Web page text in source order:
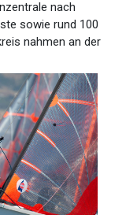
nach
sowie rund 100
nahmen an der